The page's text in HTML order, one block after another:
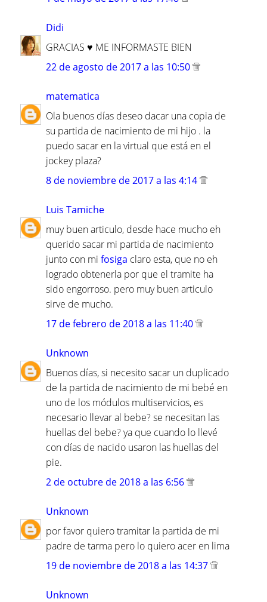
Didi
GRACIAS ♥ ME INFORMASTE BIEN
22 de agosto de 2017 a las 10:50
matematica
Ola buenos días deseo dacar una copia de
su partida de nacimiento de mi hijo . la
puedo sacar en la virtual que está en el
jockey plaza?
8 de noviembre de 2017 a las 4:14
Luis Tamiche
muy buen articulo, desde hace mucho eh
querido sacar mi partida de nacimiento
junto con mifosiga claro esta, que no eh
logrado obtenerla por que el tramite ha
sido engorroso. pero muy buen articulo
sirve de mucho.
17 de febrero de 2018 a las 11:40
Unknown
Buenos días, si necesito sacar un duplicado
de la partida de nacimiento de mi bebé en
uno de los módulos multiservicios, es
necesario llevar al bebe? se necesitan las
huellas del bebe? ya que cuando lo llevé
con días de nacido usaron las huellas del
pie.
2 de octubre de 2018 a las 6:56
Unknown
por favor quiero tramitar la partida de mi
padre de tarma pero lo quiero acer en lima
19 de noviembre de 2018 a las 14:37
Unknown